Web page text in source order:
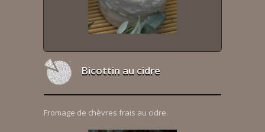
Bicottin au cidre
Fromage de chèvres frais au cidre.